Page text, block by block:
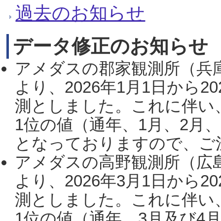
過去のお知らせ
データ修正のお知らせ
アメダスの郡家観測所（
より、2026年1月1日から
測としました。これに伴い
1位の値（通年、1月、2月
となっておりますので、
アメダスの高野観測所（
より、2026年3月1日から
測としました。これに伴い